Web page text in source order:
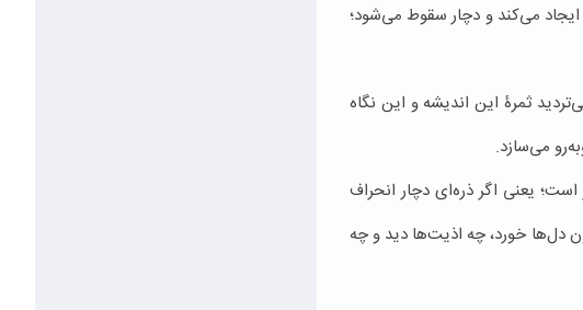
ایجاد می‌کند و دچار سقوط می‌شود؛
ثمرۀ این اندیشه و این نگاه
می‌سازد.
یعنی اگر ذره‌ای دچار انحراف
دل‌ها خورد، چه اذیت‌ها دید و چه